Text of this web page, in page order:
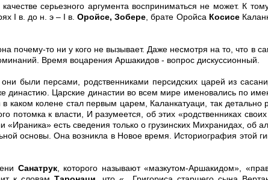
серьезного аргумента восприниматься не может. К
I в. до н. э – I в.Оройсе, Зобере , брате Оройса Косисе
то ни у кого не вызывает. Даже несмотря на то, что в
Время воцарения Аршакидов - вопрос дискуссионный.
они были персами, родственниками персидских царей из
династию. Царские династии во всем мире именовались по
колене стал первым царем, Каланкатуаци, так детально
потомка к власти, И разумеется, об этих «родственниках
есть сведения только о грузинских Михранидах, об
основы. Она возникла в Новое время. Историография этой
Санатрук, которого называют «мазкутом-Аршакидом»,